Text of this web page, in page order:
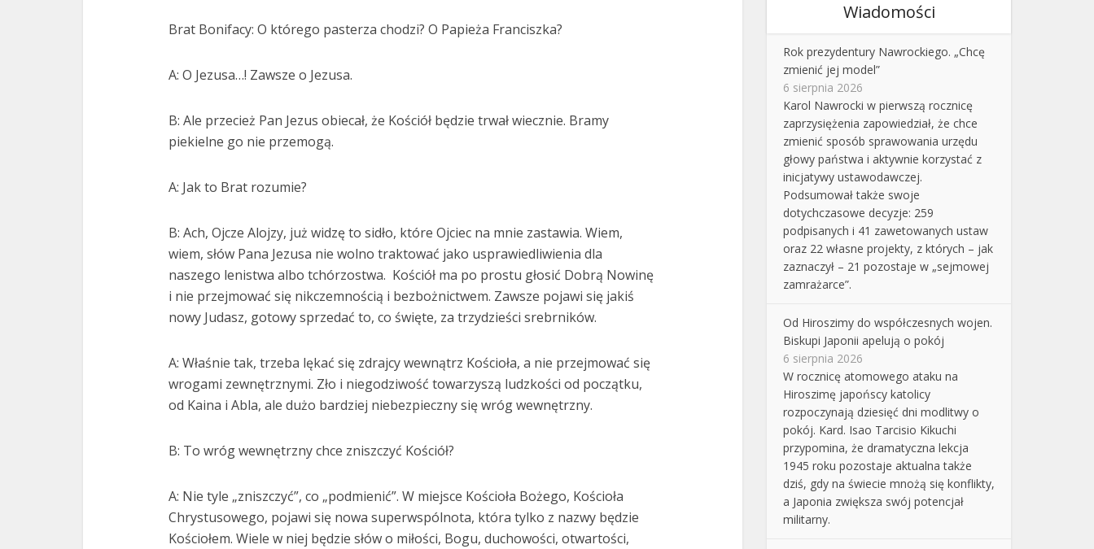
Brat Bonifacy: O którego pasterza chodzi? O Papieża Franciszka?
A: O Jezusa…! Zawsze o Jezusa.
B: Ale przecież Pan Jezus obiecał, że Kościół będzie trwał wiecznie. Bramy
piekielne go nie przemogą.
A: Jak to Brat rozumie?
B: Ach, Ojcze Alojzy, już widzę to sidło, które Ojciec na mnie zastawia. Wiem,
wiem, słów Pana Jezusa nie wolno traktować jako usprawiedliwienia dla
naszego lenistwa albo tchórzostwa. Kościół ma po prostu głosić Dobrą Nowinę
i nie przejmować się nikczemnością i bezbożnictwem. Zawsze pojawi się jakiś
nowy Judasz, gotowy sprzedać to, co święte, za trzydzieści srebrników.
A: Właśnie tak, trzeba lękać się zdrajcy wewnątrz Kościoła, a nie przejmować się
wrogami zewnętrznymi. Zło i niegodziwość towarzyszą ludzkości od początku,
od Kaina i Abla, ale dużo bardziej niebezpieczny się wróg wewnętrzny.
B: To wróg wewnętrzny chce zniszczyć Kościół?
A: Nie tyle „zniszczyć”, co „podmienić”. W miejsce Kościoła Bożego, Kościoła
Chrystusowego, pojawi się nowa superwspólnota, która tylko z nazwy będzie
Kościołem. Wiele w niej będzie słów o miłości, Bogu, duchowości, otwartości,
Wiadomości
Rok prezydentury Nawrockiego. „Chcę
zmienić jej model”
6 sierpnia 2026
Karol Nawrocki w pierwszą rocznicę
zaprzysiężenia zapowiedział, że chce
zmienić sposób sprawowania urzędu
głowy państwa i aktywnie korzystać z
inicjatywy ustawodawczej.
Podsumował także swoje
dotychczasowe decyzje: 259
podpisanych i 41 zawetowanych ustaw
oraz 22 własne projekty, z których – jak
zaznaczył – 21 pozostaje w „sejmowej
zamrażarce”.
Od Hiroszimy do współczesnych wojen.
Biskupi Japonii apelują o pokój
6 sierpnia 2026
W rocznicę atomowego ataku na
Hiroszimę japońscy katolicy
rozpoczynają dziesięć dni modlitwy o
pokój. Kard. Isao Tarcisio Kikuchi
przypomina, że dramatyczna lekcja
1945 roku pozostaje aktualna także
dziś, gdy na świecie mnożą się konflikty,
a Japonia zwiększa swój potencjał
militarny.